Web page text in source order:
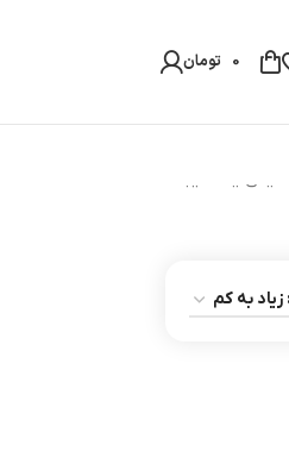
0 تومان
نمایش یک نتیجه